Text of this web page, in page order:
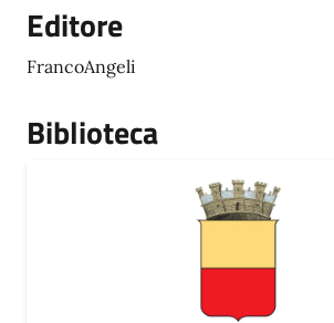
Editore
FrancoAngeli
Biblioteca